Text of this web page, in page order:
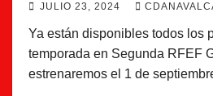
JULIO 23, 2024
Ya están disponibles todos los
temporada en Segunda RFEF
estrenaremos el 1 de